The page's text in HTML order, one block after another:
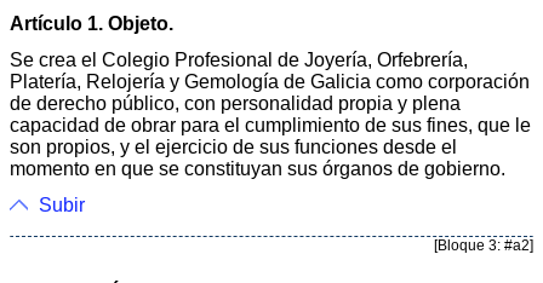
Artículo 1. Objeto.
Se crea el Colegio Profesional de Joyería, Orfebrería,
Platería, Relojería y Gemología de Galicia como corporación
de derecho público, con personalidad propia y plena
capacidad de obrar para el cumplimiento de sus fines, que le
son propios, y el ejercicio de sus funciones desde el
momento en que se constituyan sus órganos de gobierno.
Subir
[Bloque 3: #a2]